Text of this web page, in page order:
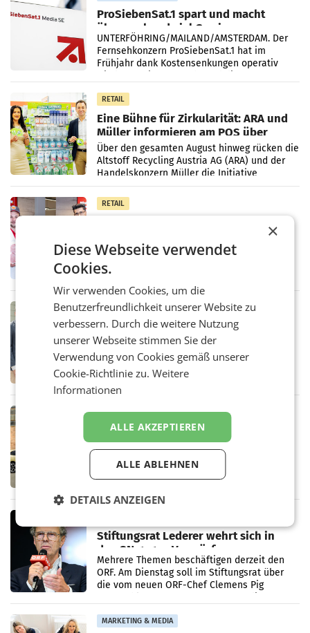
ProSiebenSat.1 spart und macht
überraschend viel Gewinn
UNTERFÖHRING/MAILAND/AMSTERDAM. Der
Fernsehkonzern ProSiebenSat.1 hat im
Frühjahr dank Kostensenkungen operativ
RETAIL
Eine Bühne für Zirkularität: ARA und
Müller informieren am POS über
Kreislauffähigkeit
Über den gesamten August hinweg rücken die
Altstoff Recycling Austria AG (ARA) und der
Handelskonzern Müller die Initiative
„Kreislauf-Helden“ in allen österreichischen
Müller-Filialen
RETAIL
WIENER NEUDORF. – Im Rahmen einer
erneuert Penny zwei Filialen in Nieder- und
Oberösterreich. Die beiden Standorte liegen
in Haag sowie im rund
RETAIL
Alles bereit für den Wechsel: Jürgen
Albrecht setzt ab 1.1.2027 auf Adeg
Zusammenarbeit zwischen Adeg und dem
Vorarlberger Kaufmann Jürgen Albrecht ist
kartellrechtlich freigegeben: Die
Bundeskartellanwalt
MOBILITY BUSINESS
Rekordergebnis im Juli: Leapmotor
verdoppelt Auslieferungen und
überschreitet die 100.000er-Marke
– Im Juli 2026 erreichte Leapmotor einen
wichtigen Meilenstein und lieferte weltweit
Ergebnis gegenüber Juli 2025 mehr als
Stiftungsrat Lederer wehrt sich in
den SN gegen Vorwürfe
Mehrere Themen beschäftigen derzeit den
ORF. Am Dienstag soll im Stiftungsrat über
die vom neuen ORF-Chef Clemens Pig
MARKETING & MEDIA
×
Diese Webseite verwendet
Cookies.
Wir verwenden Cookies, um die
Benutzerfreundlichkeit unserer Website zu
verbessern. Durch die weitere Nutzung
unserer Webseite stimmen Sie der
Verwendung von Cookies gemäß unserer
Cookie-Richtlinie zu.Weitere
Informationen
ALLE AKZEPTIEREN
ALLE ABLEHNEN
DETAILS ANZEIGEN